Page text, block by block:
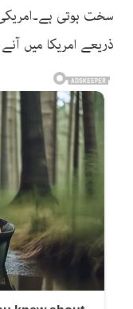
سخت ہوتی
ذریعے امریکا میں آنے والی 98.2 فیصد